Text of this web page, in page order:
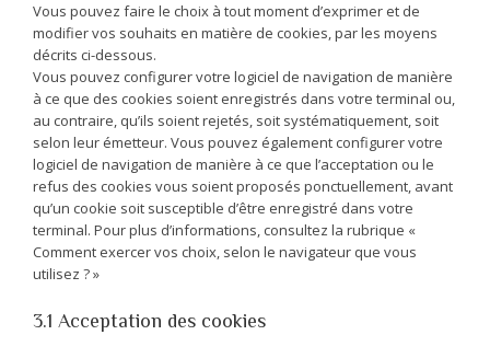
Vous pouvez faire le choix à tout moment d’exprimer et de
modifier vos souhaits en matière de cookies, par les moyens
décrits ci-dessous.
Vous pouvez configurer votre logiciel de navigation de manière
à ce que des cookies soient enregistrés dans votre terminal ou,
au contraire, qu’ils soient rejetés, soit systématiquement, soit
selon leur émetteur. Vous pouvez également configurer votre
logiciel de navigation de manière à ce que l’acceptation ou le
refus des cookies vous soient proposés ponctuellement, avant
qu’un cookie soit susceptible d’être enregistré dans votre
terminal. Pour plus d’informations, consultez la rubrique «
Comment exercer vos choix, selon le navigateur que vous
utilisez ? »
3.1 Acceptation des cookies